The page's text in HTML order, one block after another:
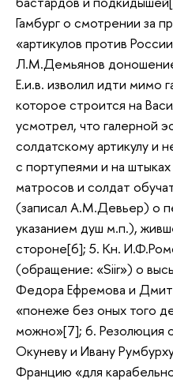
Гамбург о смотрении за
«артикулов против
Л.М.Демьянов
Е.и.в. изволил идти мимо
которое строится на
усмотрел, что галерной
солдатскому артикулу и
с портупеями и на
матросов и солдат
(записал А.М.Девьер) о
указанием душ м.п.),
стороне[6]; 5. Кн.
(обращение: «Siir») о
Федора Ефремова и
«понеже без оных того
можно»[7]; 6. Резолюция
Окуневу и Ивану
Францию «для